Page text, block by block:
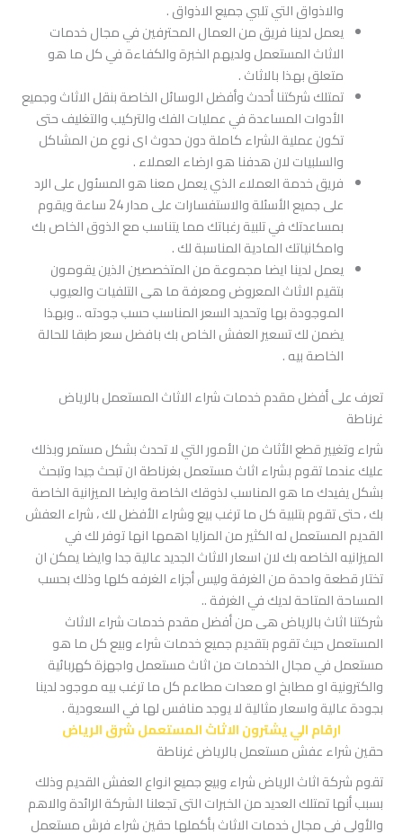
والاذواق التي تلبي جميع الاذواق .
يعمل لدينا فريق من العمال المحترفين في مجال خدمات
الاثاث المستعمل ولديهم الخبرة والكفاءة في كل ما هو
متعلق بهذا بالاثاث .
تمتلك شركتنا أحدث وأفضل الوسائل الخاصة بنقل الاثاث وجميع
الأدوات المساعدة في عمليات الفك والتركيب والتغليف حتى
تكون عملية الشراء كاملة دون حدوث اى نوع من المشاكل
والسلبيات لان هدفنا هو ارضاء العملاء .
فريق خدمة العملاء الذي يعمل معنا هو المسئول على الرد
على جميع الأسئلة والاستفسارات على مدار 24 ساعة ويقوم
بمساعدتك في تلبية رغباتك مما يتناسب مع الذوق الخاص بك
وامكانياتك المادية المناسبة لك .
يعمل لدينا ايضا مجموعة من المتخصصين الذين يقومون
بتقيم الاثاث المعروض ومعرفة ما هى التلفيات والعيوب
الموجودة بها وتحديد السعر المناسب حسب جودته .. وبهذا
يضمن لك تسعير العفش الخاص بك بافضل سعر طبقا للحالة
الخاصة بيه .
تعرف على أفضل مقدم خدمات شراء الاثاث المستعمل بالرياض
غرناطة
شراء وتغيير قطع الأثاث من الأمور التي لا تحدث بشكل مستمر وبذلك
عليك عندما تقوم بشراء اثاث مستعمل بغرناطة ان تبحث جيدا وتبحث
بشكل يفيدك ما هو المناسب لذوقك الخاصة وايضا الميزانية الخاصة
بك ، حتى تقوم بتلبية كل ما ترغب بيع وشراء الأفضل لك ، شراء العفش
القديم المستعمل له الكثير من المزايا اهمها انها توفر لك في
الميزانيه الخاصه بك لان اسعار الاثاث الجديد عالية جدا وايضا يمكن ان
تختار قطعة واحدة من الغرفة وليس أجزاء الغرفه كلها وذلك بحسب
المساحة المتاحة لديك في الغرفة ..
شركتنا اثاث بالرياض هى من أفضل مقدم خدمات شراء الاثاث
المستعمل حيث تقوم بتقديم جميع خدمات شراء وبيع كل ما هو
مستعمل في مجال الخدمات من اثاث مستعمل واجهزة كهربائية
والكترونية او مطابخ او معدات مطاعم كل ما ترغب بيه موجود لدينا
بجودة عالية واسعار مثالية لا يوجد منافس لها في السعودية .
ارقام الي يشترون الاثاث المستعمل شرق الرياض
حقين شراء عفش مستعمل بالرياض غرناطة
تقوم شركة اثاث الرياض شراء وبيع جميع انواع العفش القديم وذلك
بسبب أنها تمتلك العديد من الخبرات التى تجعلنا الشركة الرائدة والاهم
والأولى في مجال خدمات الاثاث بأكملها حقين شراء فرش مستعمل